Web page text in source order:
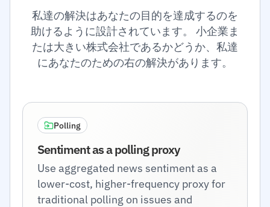
私達の解決はあなたの目的を達成するのを
助けるように設計されています。 小企業ま
たは大きい株式会社であるかどうか、私達
にあなたのための右の解決があります。
Polling
Sentiment as a polling proxy
Use aggregated news sentiment as a
lower-cost, higher-frequency proxy for
traditional polling on issues and